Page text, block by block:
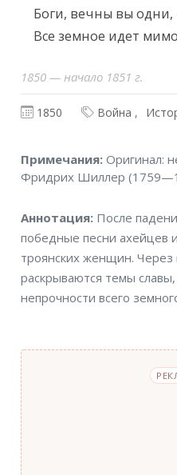
Все земное идет
1850 — начало 1851 г.
1850 Война
Примечания
Примечания:Оригинал:
Фридрих Шиллер
Аннотация
Аннотация: После
победные песни ахейцев
троянских женщин. Через
раскрываются темы
непрочности всего